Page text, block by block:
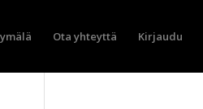
Ota yhteyttä Kirjaudu